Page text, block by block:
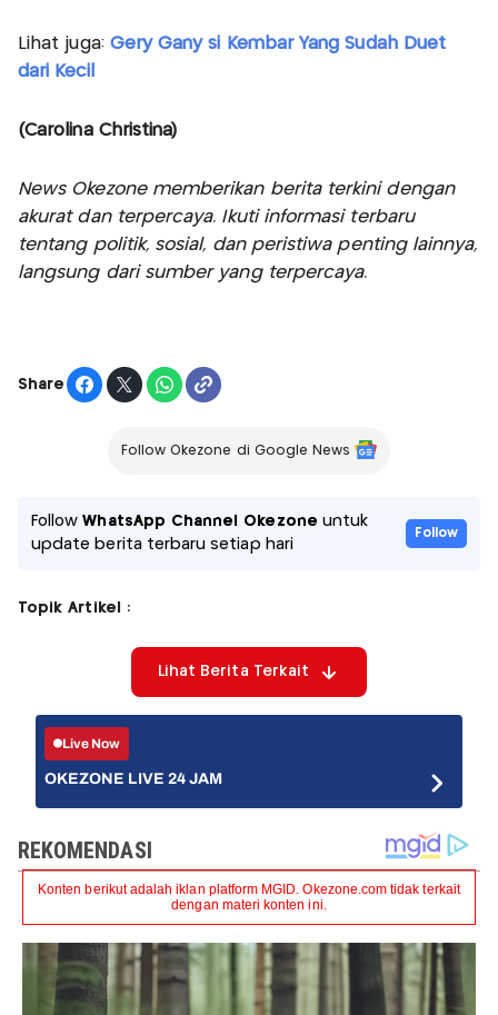
Lihat juga: Gery Gany si Kembar Yang Sudah Duet
dari Kecil
(Carolina Christina)
News Okezone memberikan berita terkini dengan
akurat dan terpercaya. Ikuti informasi terbaru
tentang politik, sosial, dan peristiwa penting lainnya,
langsung dari sumber yang terpercaya.
Share
Follow Okezone di Google News
FollowWhatsApp Channel Okezone untuk
update berita terbaru setiap hari
Follow
Topik Artikel :
Lihat Berita Terkait
Live Now
OKEZONE LIVE 24 JAM